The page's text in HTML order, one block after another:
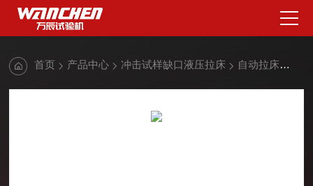
首页 产品中心 冲击试样缺口液压拉床 自动拉床